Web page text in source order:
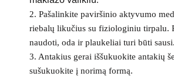
2. Pašalinkite paviršinio aktyvumo
riebalų likučius su fiziologiniu tirpalu.
naudoti, oda ir plaukeliai turi būti sausi.
3. Antakius gerai iššukuokite antakių
sušukuokite į norimą formą.